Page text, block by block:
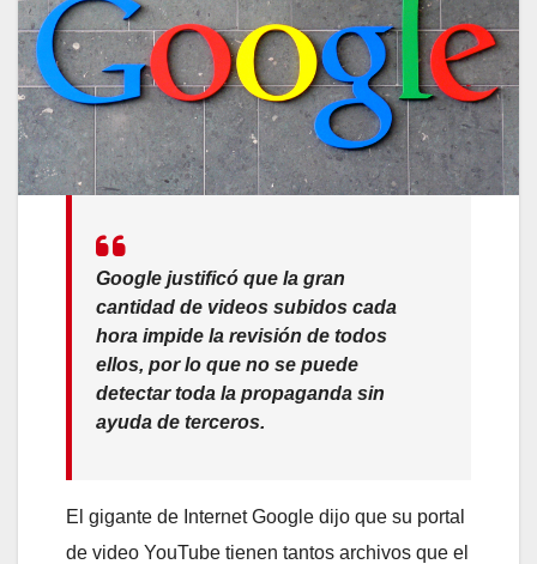
Google justificó que la gran
cantidad de videos subidos cada
hora impide la revisión de todos
ellos, por lo que no se puede
detectar toda la propaganda sin
ayuda de terceros.
El gigante de Internet Google dijo que su portal
de video YouTube tienen tantos archivos que el